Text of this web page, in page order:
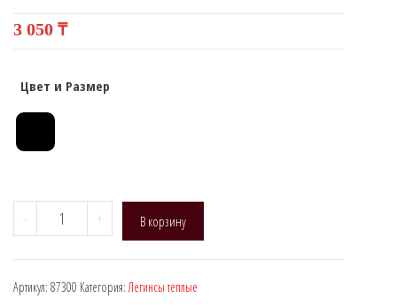
3 050 ₸
Цвет и Размер
-
Количество
товара
(Лосины
+ В корзину
Артикул: 87300 Категория:Легинсы теплые